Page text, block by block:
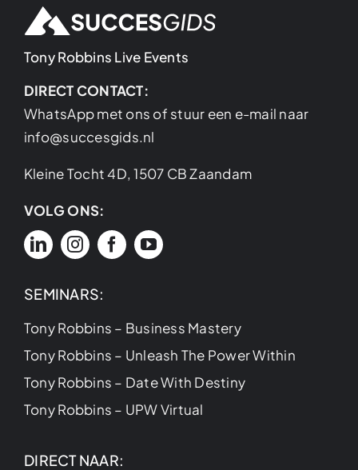
Tony Robbins Live Events
DIRECT CONTACT:
WhatsAppmet ons of stuur een e-mail naar
info@succesgids.nl
Kleine Tocht 4D, 1507 CB Zaandam
VOLG ONS:
SEMINARS:
Tony Robbins – Business Mastery
Tony Robbins – Unleash The Power Within
Tony Robbins – Date With Destiny
Tony Robbins – UPW Virtual
DIRECT NAAR: